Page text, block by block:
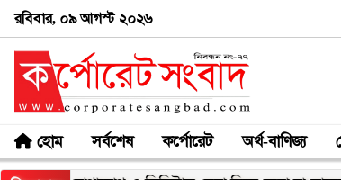
রবিবার, ০৯ আগস্ট ২০২৬
হোম সর্বশেষ কর্পোরেট অর্থ-বাণিজ্য